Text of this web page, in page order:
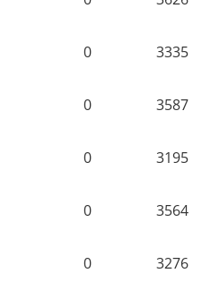
0 3335
0 3587
0 3195
0 3564
0 3276